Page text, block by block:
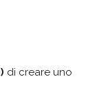
di creare uno